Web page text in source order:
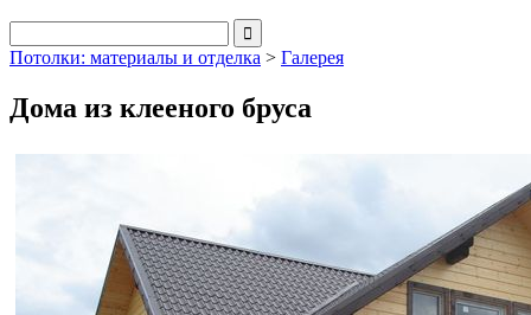
Потолки: материалы и отделка > Галерея
Дома из клееного бруса